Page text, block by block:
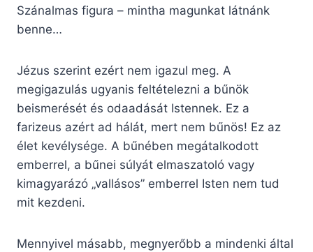
Szánalmas figura – mintha magunkat látnánk
benne…
Jézus szerint ezért nem igazul meg. A
megigazulás ugyanis feltételezni a bűnök
beismerését és odaadását Istennek. Ez a
farizeus azért ad hálát, mert nem bűnös! Ez az
élet kevélysége. A bűnében megátalkodott
emberrel, a bűnei súlyát elmaszatoló vagy
kimagyarázó „vallásos” emberrel Isten nem tud
mit kezdeni.
Mennyivel másabb, megnyerőbb a mindenki által